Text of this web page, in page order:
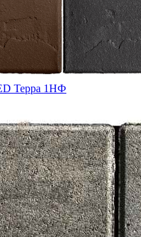
Терра 1НФ